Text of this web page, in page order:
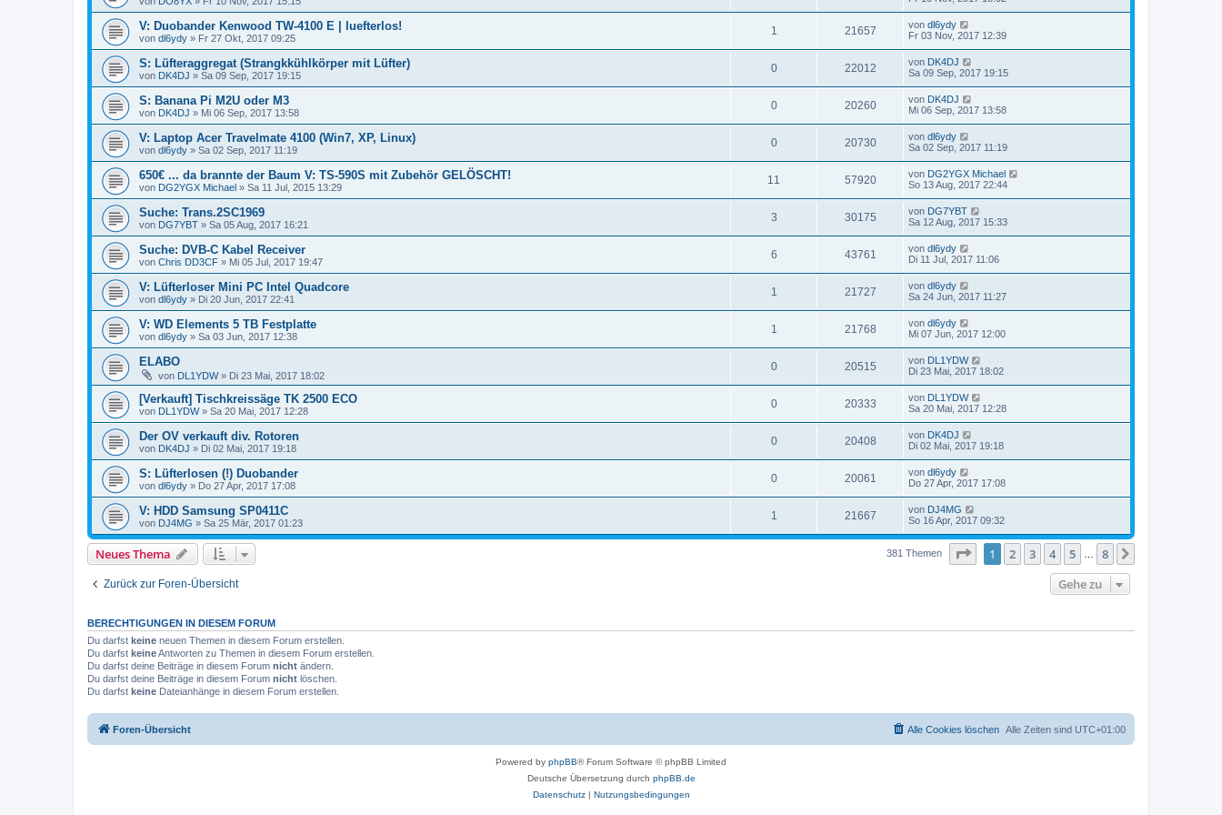
V: Duobander Kenwood TW-4100 E | luefterlos!
von dl6ydy » Fr 27 Okt, 2017 09:25
1 21657 von dl6ydy
Fr 03 Nov, 2017 12:39
S: Lüfteraggregat (Strangkkühlkörper mit Lüfter)
von DK4DJ » Sa 09 Sep, 2017 19:15
0 22012 von DK4DJ
Sa 09 Sep, 2017 19:15
S: Banana Pi M2U oder M3
von DK4DJ » Mi 06 Sep, 2017 13:58
0 20260 von DK4DJ
Mi 06 Sep, 2017 13:58
V: Laptop Acer Travelmate 4100 (Win7, XP, Linux)
von dl6ydy » Sa 02 Sep, 2017 11:19
0 20730 von dl6ydy
Sa 02 Sep, 2017 11:19
650€ ... da brannte der Baum V: TS-590S mit Zubehör GELÖSCHT!
von DG2YGX Michael » Sa 11 Jul, 2015 13:29
11 57920 von DG2YGX Michael
So 13 Aug, 2017 22:44
Suche: Trans.2SC1969
von DG7YBT » Sa 05 Aug, 2017 16:21
3 30175 von DG7YBT
Sa 12 Aug, 2017 15:33
Suche: DVB-C Kabel Receiver
von Chris DD3CF » Mi 05 Jul, 2017 19:47
6 43761 von dl6ydy
Di 11 Jul, 2017 11:06
V: Lüfterloser Mini PC Intel Quadcore
von dl6ydy » Di 20 Jun, 2017 22:41
1 21727 von dl6ydy
Sa 24 Jun, 2017 11:27
V: WD Elements 5 TB Festplatte
von dl6ydy » Sa 03 Jun, 2017 12:38
1 21768 von dl6ydy
Mi 07 Jun, 2017 12:00
ELABO
von DL1YDW» Di 23 Mai, 2017 18:02
0 20515 von DL1YDW
Di 23 Mai, 2017 18:02
[Verkauft] Tischkreissäge TK 2500 ECO
von DL1YDW» Sa 20 Mai, 2017 12:28
0 20333 von DL1YDW
Sa 20 Mai, 2017 12:28
Der OV verkauft div. Rotoren
von DK4DJ » Di 02 Mai, 2017 19:18
0 20408 von DK4DJ
Di 02 Mai, 2017 19:18
S: Lüfterlosen (!) Duobander
von dl6ydy » Do 27 Apr, 2017 17:08
0 20061 von dl6ydy
Do 27 Apr, 2017 17:08
V: HDD Samsung SP0411C
von DJ4MG » Sa 25 Mär, 2017 01:23
1 21667 von DJ4MG
So 16 Apr, 2017 09:32
Neues Thema 381 Themen Seite von8
1 2 3 4 5 8
Zurück zur Foren-Übersicht Gehe zu
BERECHTIGUNGEN IN DIESEM FORUM
Du darfst keine neuen Themen in diesem Forum erstellen.
Du darfst keineAntworten zu Themen in diesem Forum erstellen.
Du darfst deine Beiträge in diesem Forum nicht ändern.
Du darfst deine Beiträge in diesem Forum nicht löschen.
Du darfst keine Dateianhänge in diesem Forum erstellen.
Foren-Übersicht Alle Zeiten sind UTC+01:00
Alle Cookies löschen
Powered by phpBB® Forum Software © phpBB Limited
Deutsche Übersetzung durch phpBB.de
Datenschutz| Nutzungsbedingungen